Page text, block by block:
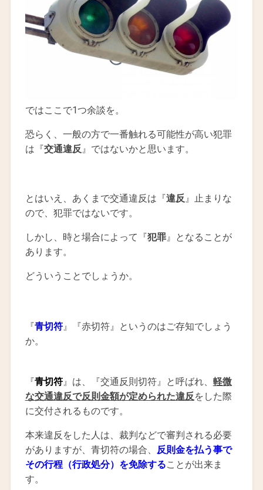
ではここで1つ余談を。
恐らく、一般の方で一番触れる可能性が高い犯罪
は『交通違反』ではないかと思います。
とはいえ、あくまで交通違反は『違反』止まりな
ので、犯罪ではないです。
しかし、時と場合によって『犯罪』となることが
あります。
どういうことでしょうか。
『青切符』『赤切符』というのはご存知でしょう
か。
『青切符』は、『交通反則切符』と呼ばれ、 軽微
な交通違反で反則金額が定められた違反をした際
に交付されるものです。
本来違反をした人は、裁判などで審判される必要
がありますが、青切符の場合、
反則金を払う事で
その行程（行政処分）を免除することが出来ま
す。